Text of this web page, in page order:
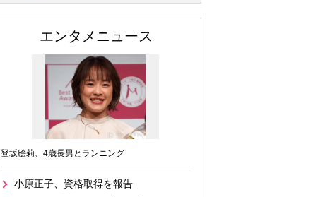
エンタメニュース
登坂絵莉、4歳長男とランニング
小原正子、資格取得を報告